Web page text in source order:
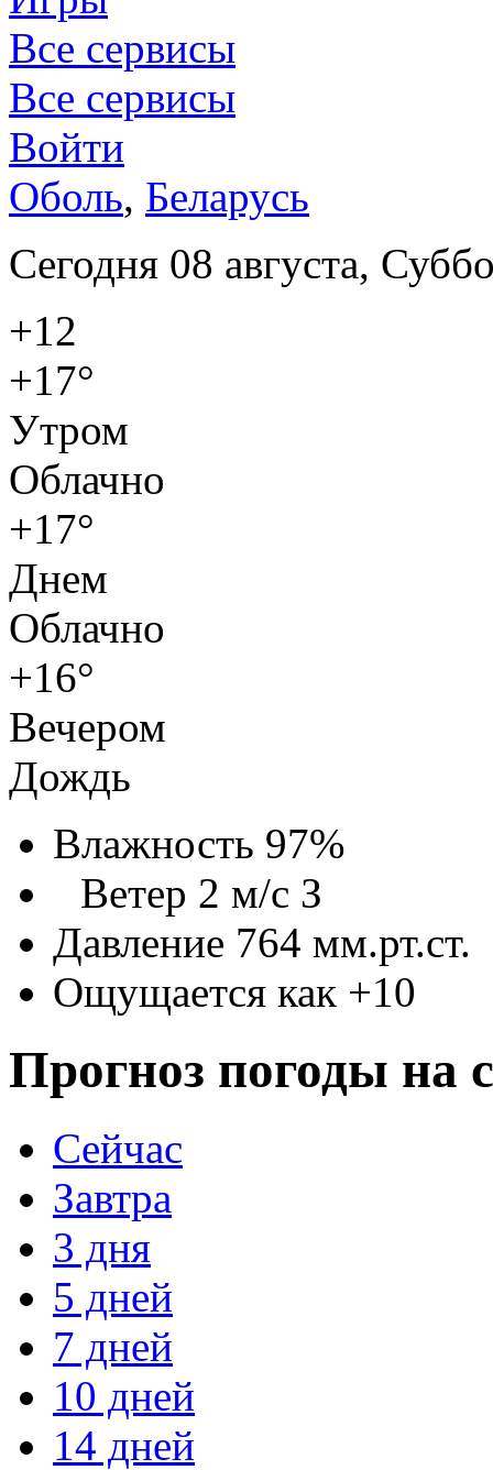
Все сервисы
Все сервисы
Войти
Оболь, Беларусь
Сегодня 08 августа,
+12
+17°
Утром
Облачно
+17°
Днем
Облачно
+16°
Вечером
Дождь
Влажность 97%
Ветер 2 м/с З
Давление 764 мм.рт.ст.
Ощущается как +10
Прогноз погоды на
Сейчас
Завтра
3 дня
5 дней
7 дней
10 дней
14 дней